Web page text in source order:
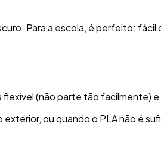
Para a escola, é perfeito:
(não parte tão facilmente) e
ou quando o PLA não é